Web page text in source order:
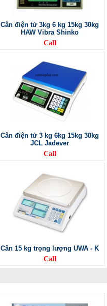
Cân điện tử 3kg 6 kg 15kg 30kg
HAW Vibra Shinko
Call
Cân điện tử 3 kg 6kg 15kg 30kg
JCL Jadever
Call
Cân 15 kg trọng lượng UWA - K
Call